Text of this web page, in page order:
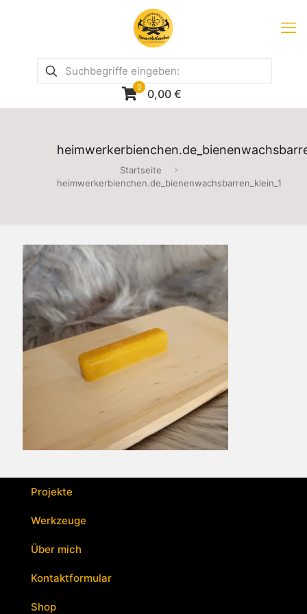
0 0,00 €
Startseite
heimwerkerbienchen.de_bienenwachsbarren_klein_1
Projekte
Werkzeuge
Über mich
Kontaktformular
Shop